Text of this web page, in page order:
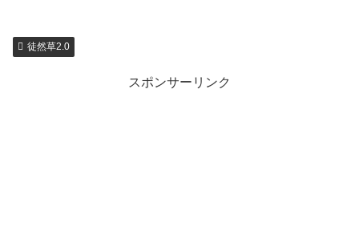
徒然草2.0
スポンサーリンク